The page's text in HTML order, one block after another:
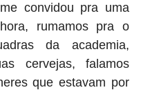
convidou pra uma
rumamos pra o
da academia,
cervejas, falamos
que estavam por